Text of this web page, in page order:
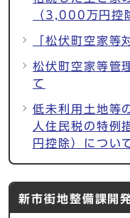
（3,000万円控
「松伏町空家等
松伏町空家等管
て
低未利用土地等
人住民税の特例
円控除）につい
新市街地整備課開